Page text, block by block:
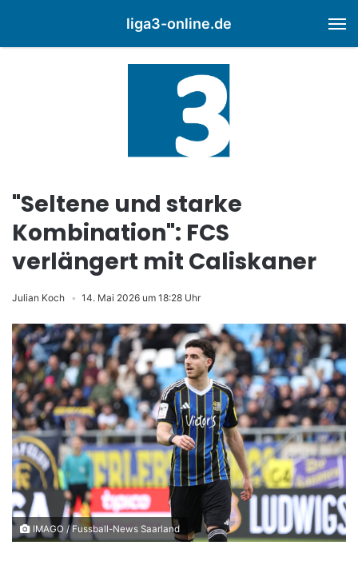
liga3-online.de
"Seltene und starke
Kombination": FCS
verlängert mit Caliskaner
Julian Koch 14. Mai 2026 um 18:28 Uhr
IMAGO / Fussball-News Saarland